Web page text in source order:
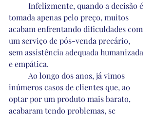
tomada apenas pelo preço, muitos
acabam enfrentando dificuldades com
um serviço de pós-venda precário,
sem assistência adequada humanizada
e empática.
inúmeros casos de clientes que, ao
optar por um produto mais barato,
acabaram tendo problemas, se